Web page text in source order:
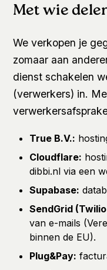
Met wie
We verkopen je
zomaar aan
dienst schakelen
(verwerkers) in.
True B.V.:
Cloudflare:
dibbi.nl via een
Supabase:
SendGrid
van e-mails
binnen de EU).
Plug&Pay: